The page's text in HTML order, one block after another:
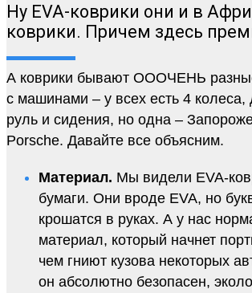
Ну EVA-коврики они и в
коврики. Причем здесь
А коврики бывают ОООЧЕНЬ
с машинами – у всех есть 4 колеса,
руль и сидения, но одна –
Porsche. Давайте все объясним.
Материал. Мы видели EVA-
бумаги. Они вроде EVA, но
крошатся в руках. А у нас
материал, который начнет
чем гниют кузова некоторых
он абсолютно безопасен,